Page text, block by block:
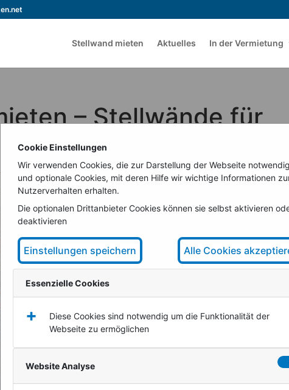
Cookie Einstellungen
Wir verwenden Cookies, die zur Darstellung der Webseite
und optionale Cookies, mit deren Hilfe wir wichtige Informationen
Nutzerverhalten erhalten.
Die optionalen Drittanbieter Cookies können sie selbst aktivieren
deaktivieren
Einstellungen speichern Alle Cookies
Essenzielle Cookies
+
Diese Cookies sind notwendig um die Funktionalität der
Webseite zu ermöglichen
Website Analyse
Stellwand mieten Aktuelles In der Vermietung
– Stellwände für